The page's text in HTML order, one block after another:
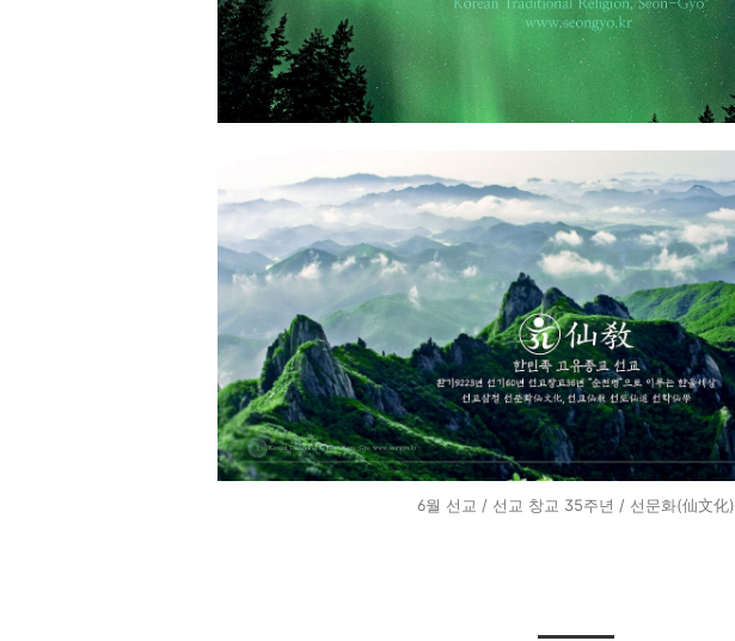
6월 선교 / 선교 창교 35주년 / 선문화(仙文化)